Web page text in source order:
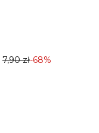
7,90 zł-68%